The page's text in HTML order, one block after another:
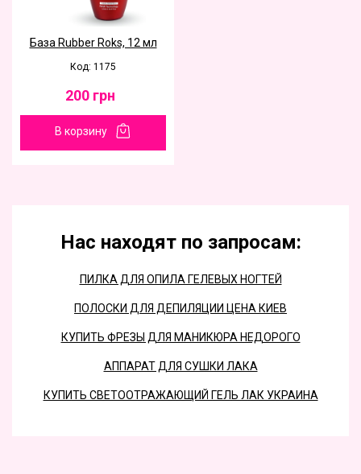
База Rubber Roks, 12 мл
Код: 1175
200 грн
В корзину
Нас находят по запросам:
ПИЛКА ДЛЯ ОПИЛА ГЕЛЕВЫХ НОГТЕЙ
ПОЛОСКИ ДЛЯ ДЕПИЛЯЦИИ ЦЕНА КИЕВ
КУПИТЬ ФРЕЗЫ ДЛЯ МАНИКЮРА НЕДОРОГО
АППАРАТ ДЛЯ СУШКИ ЛАКА
КУПИТЬ СВЕТООТРАЖАЮЩИЙ ГЕЛЬ ЛАК УКРАИНА